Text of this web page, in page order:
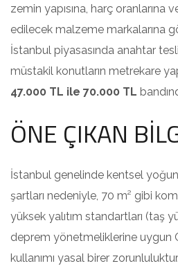
zemin yapısına, harç oranlarına
edilecek malzeme markalarına
İstanbul piyasasında anahtar
müstakil konutların metrekare
47.000 TL ile 70.000 TL
ÖNE ÇIKAN
İstanbul genelinde kentsel
şartları nedeniyle, 70 m² gibi
yüksek yalıtım standartları (taş
deprem yönetmeliklerine uygun
kullanımı yasal birer